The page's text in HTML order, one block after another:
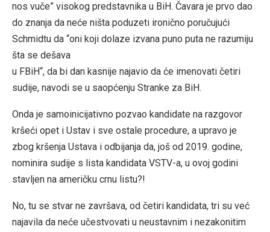
nos vuče” visokog predstavnika u BiH. Čavara je prvo dao
do znanja da neće ništa poduzeti ironično poručujući
Schmidtu da “oni koji dolaze izvana puno puta ne razumiju
šta se dešava
u FBiH“, da bi dan kasnije najavio da će imenovati četiri
sudije, navodi se u saopćenju Stranke za BiH.
Onda je samoinicijativno pozvao kandidate na razgovor
kršeći opet i Ustav i sve ostale procedure, a upravo je
zbog kršenja Ustava i odbijanja da, još od 2019. godine,
nominira sudije s lista kandidata VSTV-a, u ovoj godini
stavljen na američku crnu listu?!
No, tu se stvar ne završava, od četiri kandidata, tri su već
najavila da neće učestvovati u neustavnim i nezakonitim